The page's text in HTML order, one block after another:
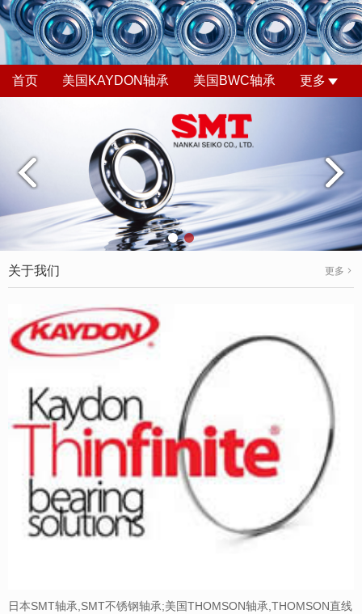
首页 美国KAYDON轴承 美国BWC轴承 更多
关于我们 更多
日本SMT轴承,SMT不锈钢轴承;美国THOMSON轴承,THOMSON直线